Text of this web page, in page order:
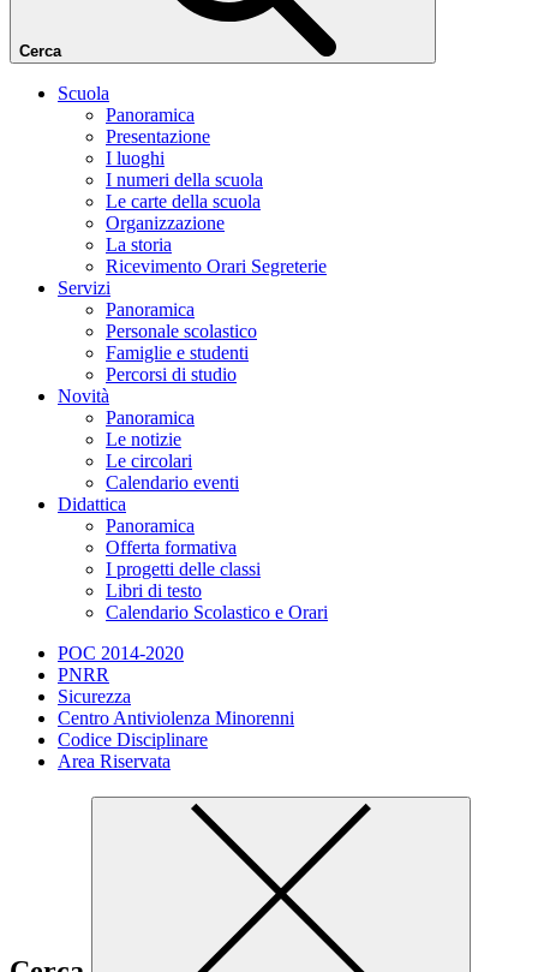
Cerca
Scuola
Panoramica
Presentazione
I luoghi
I numeri della scuola
Le carte della scuola
Organizzazione
La storia
Ricevimento Orari Segreterie
Servizi
Panoramica
Personale scolastico
Famiglie e studenti
Percorsi di studio
Novità
Panoramica
Le notizie
Le circolari
Calendario eventi
Didattica
Panoramica
Offerta formativa
I progetti delle classi
Libri di testo
Calendario Scolastico e Orari
POC 2014-2020
PNRR
Sicurezza
Centro Antiviolenza Minorenni
Codice Disciplinare
Area Riservata